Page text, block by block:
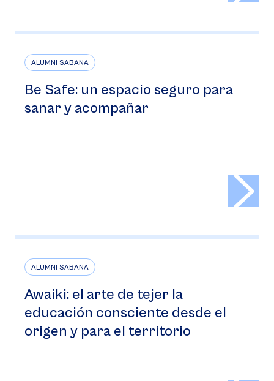
ALUMNI SABANA
Be Safe: un espacio seguro para
sanar y acompañar
ALUMNI SABANA
Awaiki: el arte de tejer la
educación consciente desde el
origen y para el territorio